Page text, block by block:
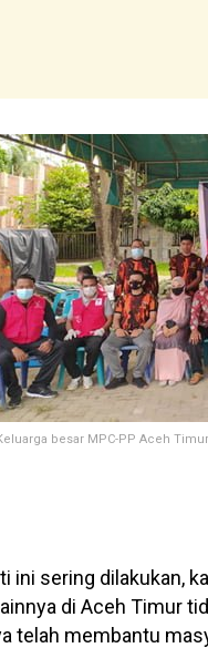
besar MPC-PP Aceh Timur
ini sering dilakukan,
di Aceh Timur
telah membantu